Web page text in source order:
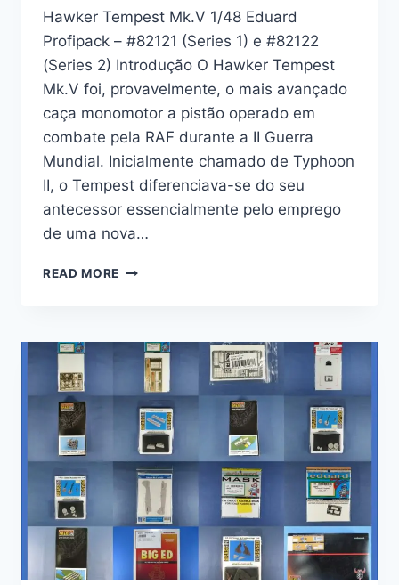
Hawker Tempest Mk.V 1/48 Eduard
Profipack – #82121 (Series 1) e #82122
(Series 2) Introdução O Hawker Tempest
Mk.V foi, provavelmente, o mais avançado
caça monomotor a pistão operado em
combate pela RAF durante a II Guerra
Mundial. Inicialmente chamado de Typhoon
II, o Tempest diferenciava-se do seu
antecessor essencialmente pelo emprego
de uma nova…
READ MORE HAWKER
EDUARD
#82121
(SERIES
#82122
(SERIES